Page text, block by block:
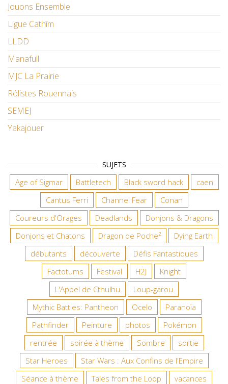
Jouons Ensemble
Ligue Cathîm
LLDD
Manafull
MJC La Prairie
Rôlistes Rouennais
SEMEJ
Yakajouer
SUJETS
Age of Sigmar Battletech Black sword hack
caen
Cantus Ferri
Channel Fear
Conan
Coureurs d'Orages
Deadlands
Donjons & Dragons
Donjons et Chatons
Dragon de Poche²
Dying Earth
débutants
découverte
Défis Fantastiques
Factotums
Festival H2J
Knight
L'Appel de Cthulhu
Loup-garou
Mythic Battles: Pantheon
Ocelo
Paranoïa
Pathfinder
Peinture photos
Pokémon
rentrée
soirée à thème Sombre
sortie
Star Heroes
Star Wars : Aux Confins de l'Empire
Séance à thème
Tales from the Loop vacances